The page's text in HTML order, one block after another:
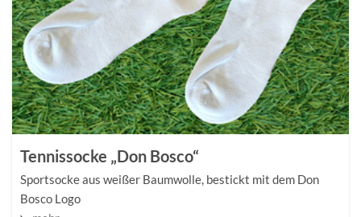
Tennissocke „Don Bosco“
Sportsocke aus weißer Baumwolle, bestickt mit dem Don
Bosco Logo